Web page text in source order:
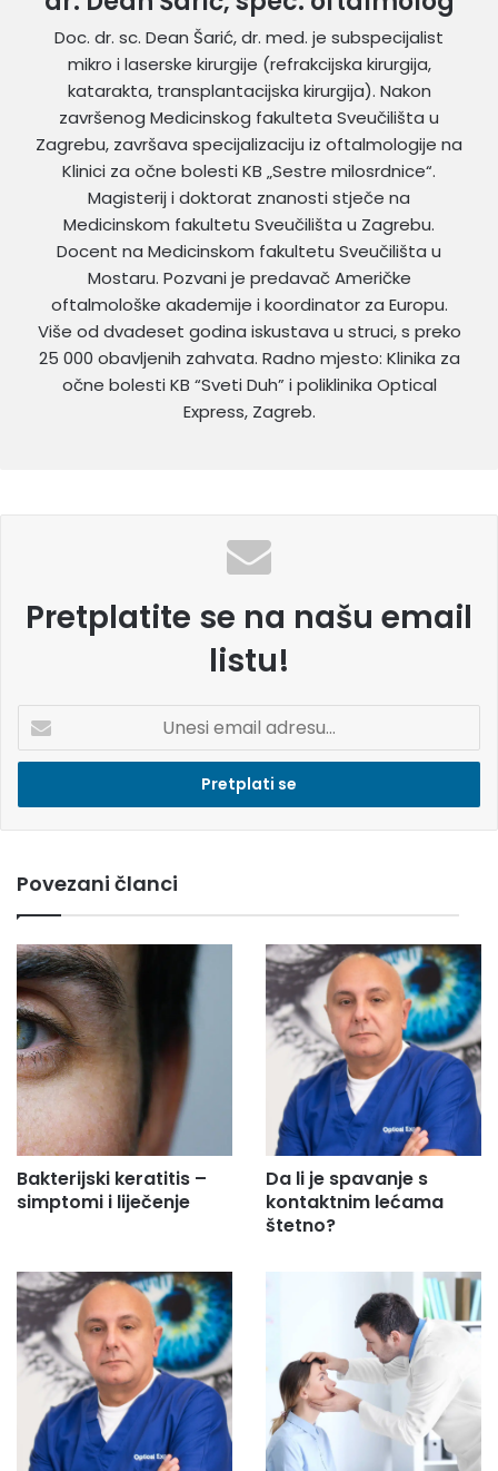
Doc. dr. sc. Dean Šarić, dr. med. je subspecijalist
mikro i laserske kirurgije (refrakcijska kirurgija,
katarakta, transplantacijska kirurgija). Nakon
završenog Medicinskog fakulteta Sveučilišta u
Zagrebu, završava specijalizaciju iz oftalmologije na
Klinici za očne bolesti KB „Sestre milosrdnice“.
Magisterij i doktorat znanosti stječe na
Medicinskom fakultetu Sveučilišta u Zagrebu.
Docent na Medicinskom fakultetu Sveučilišta u
Mostaru. Pozvani je predavač Američke
oftalmološke akademije i koordinator za Europu.
Više od dvadeset godina iskustava u struci, s preko
25 000 obavljenih zahvata. Radno mjesto: Klinika za
očne bolesti KB “Sveti Duh” i poliklinika Optical
Express, Zagreb.
Pretplatite se na našu email
listu!
e
i
e
a
a
d
r
e
s
u
.
.
.
Povezani članci
Bakterijski keratitis –
simptomi i liječenje
Da li je spavanje s
kontaktnim lećama
štetno?